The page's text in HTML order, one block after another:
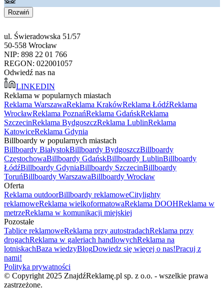
Rozwiń
ul. Świeradowska 51/57
50-558 Wrocław
NIP: 898 22 01 766
REGON: 022001057
Odwiedź nas na
LINKEDIN
Reklama w popularnych miastach
Reklama WarszawaReklama KrakówReklama ŁódźReklama
WrocławReklama PoznańReklama GdańskReklama
SzczecinReklama BydgoszczReklama LublinReklama
KatowiceReklama Gdynia
Billboardy w popularnych miastach
Billboardy BiałystokBillboardy BydgoszczBillboardy
CzęstochowaBillboardy GdańskBillboardy LublinBillboardy
ŁódźBillboardy GdyniaBillboardy SzczecinBillboardy
ToruńBillboardy WarszawaBillboardy Wrocław
Oferta
Reklama outdoorBillboardy reklamoweCitylighty
reklamoweReklama wielkoformatowaReklama DOOHReklama w
metrzeReklama w komunikacji miejskiej
Pozostałe
Tablice reklamoweReklama przy autostradachReklama przy
drogachReklama w galeriach handlowychReklama na
lotniskachBaza wiedzyBlogDowiedz się więcej o nas!Pracuj z
nami!
Polityka prywatności
© Copyright 2025 ZnajdźReklamę.pl sp. z o.o. - wszelkie prawa
zastrzeżone.